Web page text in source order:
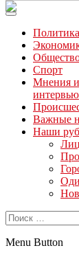
Читайте
Политика
Спорт
Мнения и
интервью
Важные
Наши
Menu Button